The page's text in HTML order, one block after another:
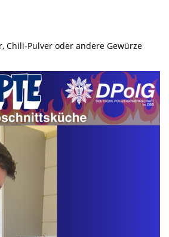
Chili-Pulver oder andere Gewürze